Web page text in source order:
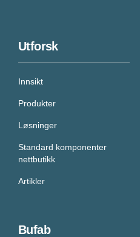
Utforsk
Innsikt
Produkter
Løsninger
Standard komponenter
nettbutikk
Artikler
Bufab